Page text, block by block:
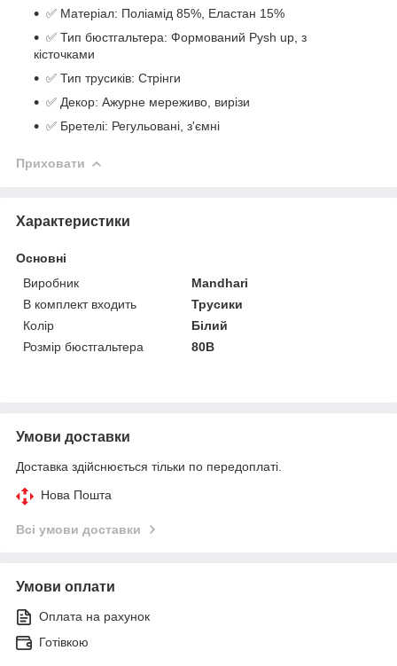
✅ Матеріал: Поліамід 85%, Еластан 15%
✅ Тип бюстгальтера: Формований Pysh up, з
кісточками
✅ Тип трусиків: Стрінги
✅ Декор: Ажурне мереживо, вирізи
✅ Бретелі: Регульовані, з'ємні
Приховати
Характеристики
Основні
Виробник
Mandhari
В комплект входить
Трусики
Колір
Білий
Розмір бюстгальтера
80B
Умови доставки
Доставка здійснюється тільки по передоплаті.
Нова Пошта
Всі умови доставки
Умови оплати
Оплата на рахунок
Готівкою